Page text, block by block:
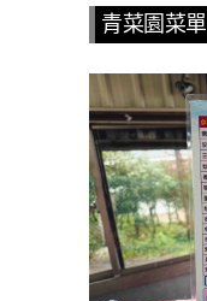
青菜園菜單